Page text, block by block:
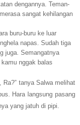
dengannya. Teman-
sangat kehilangan
buru-buru ke luar
napas. Sudah tiga
juga. Semangatnya
nggak balas
Ra?” tanya Salwa melihat
Hara langsung pasang
yang jatuh di pipi.